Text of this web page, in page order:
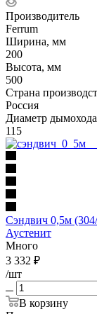
Производитель
Ferrum
Ширина, мм
200
Высота, мм
500
Страна
Россия
Диаметр дымохода
115
Сэндвич 0,5м
Аустенит
Много
3 332 ₽
/шт
В корзину